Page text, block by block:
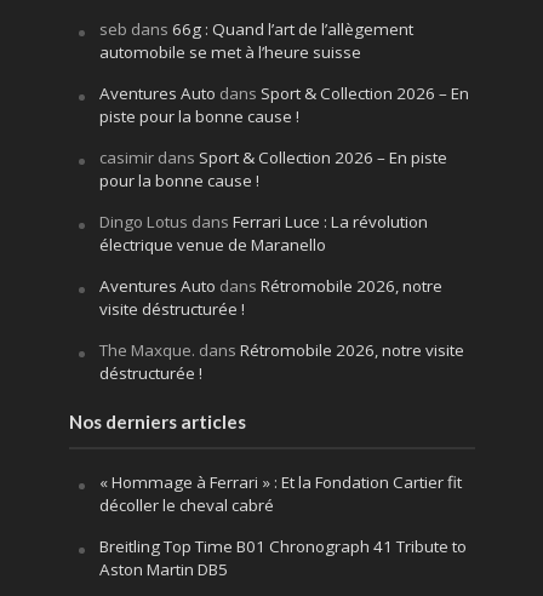
seb dans 66g : Quand l’art de l’allègement
automobile se met à l’heure suisse
Aventures Auto dans Sport & Collection 2026 – En
piste pour la bonne cause !
casimirdans Sport & Collection 2026 – En piste
pour la bonne cause !
Dingo Lotus dans Ferrari Luce : La révolution
électrique venue de Maranello
Aventures Auto dans Rétromobile 2026, notre
visite déstructurée !
The Maxque. dans Rétromobile 2026, notre visite
déstructurée !
Nos derniers articles
« Hommage à Ferrari » : Et la Fondation Cartier fit
décoller le cheval cabré
Breitling Top Time B01 Chronograph 41 Tribute to
Aston Martin DB5